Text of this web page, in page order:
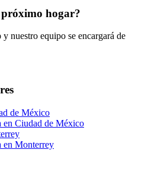
hogar?
nuestro equipo se encargará de
de México
en Ciudad de México
en Monterrey